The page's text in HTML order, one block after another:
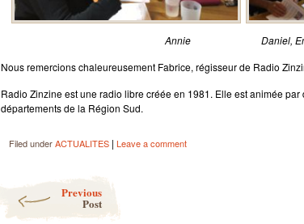
Annie
Daniel,
Nous remercions chaleureusement Fabrice, régisseur de Radio
Radio Zinzine est une radio libre créée en 1981. Elle est animée
départements de la Région Sud.
Filed underACTUALITES | Leave a comment
Previous
Post